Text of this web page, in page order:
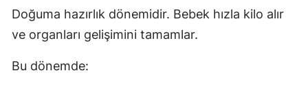
Doğuma hazırlık dönemidir. Bebek hızla kilo alır
ve organları gelişimini tamamlar.
Bu dönemde: